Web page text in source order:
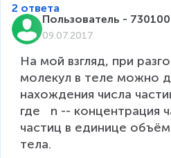
2 ответа
Пользователь - 730100
09.07.2017
На мой взгляд, при
молекул в теле можно
нахождения числа
где   n -- концентрация
частиц в единице
тела.